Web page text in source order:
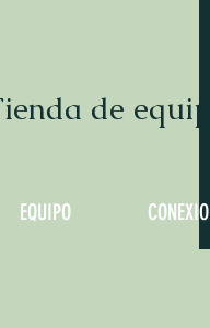
de
EQUIPO